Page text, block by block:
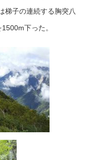
梯子の連続する胸突八
下った。